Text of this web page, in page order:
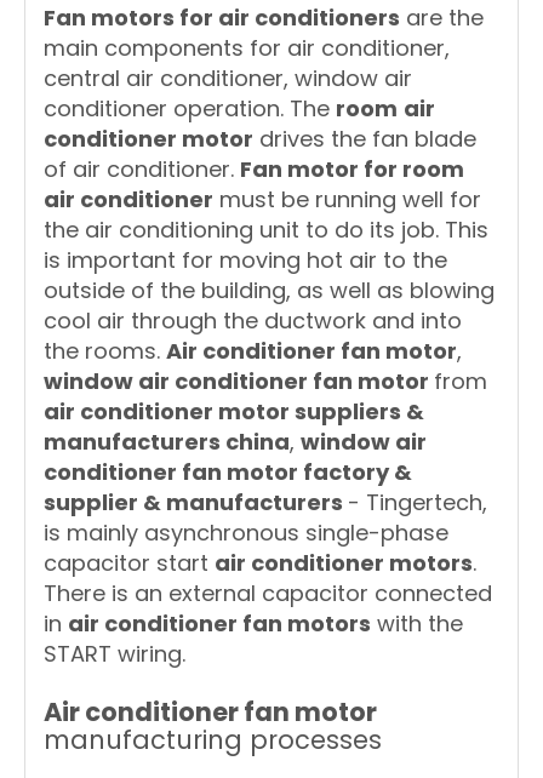
Fan motors for air conditioners are the
main components for air conditioner,
central air conditioner, window air
conditioner operation. The room air
conditioner motor drives the fan blade
of air conditioner. Fan motor for room
air conditioner must be running well for
the air conditioning unit to do its job. This
is important for moving hot air to the
outside of the building, as well as blowing
cool air through the ductwork and into
the rooms. Air conditioner fan motor,
window air conditioner fan motor from
air conditioner motor suppliers &
manufacturers china, window air
conditioner fan motor factory &
supplier & manufacturers - Tingertech,
is mainly asynchronous single-phase
capacitor start air conditioner motors.
There is an external capacitor connected
in air conditioner fan motors with the
START wiring.
Air conditioner fan motor
manufacturing processes